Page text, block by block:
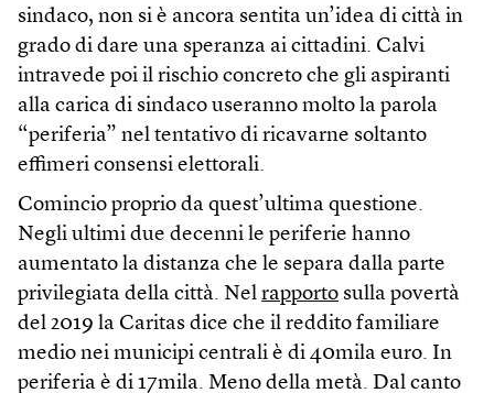
sindaco, non si è ancora sentita un’idea di città in
grado di dare una speranza ai cittadini. Calvi
intravede poi il rischio concreto che gli aspiranti
alla carica di sindaco useranno molto la parola
“periferia” nel tentativo di ricavarne soltanto
effimeri consensi elettorali.
Comincio proprio da quest’ultima questione.
Negli ultimi due decenni le periferie hanno
aumentato la distanza che le separa dalla parte
privilegiata della città. Nel rapporto sulla povertà
del 2019 la Caritas dice che il reddito familiare
medio nei municipi centrali è di 40mila euro. In
periferia è di 17mila. Meno della metà. Dal canto